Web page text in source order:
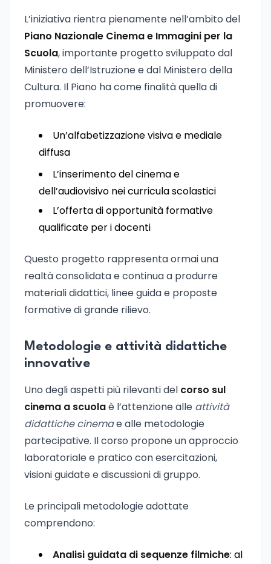
L’iniziativa rientra pienamente nell’ambito del
Piano Nazionale Cinema e Immagini per la
Scuola, importante progetto sviluppato dal
Ministero dell’Istruzione e dal Ministero della
Cultura. Il Piano ha come finalità quella di
promuovere:
Un’alfabetizzazione visiva e mediale
diffusa
L’inserimento del cinema e
dell’audiovisivo nei curricula scolastici
L’offerta di opportunità formative
qualificate per i docenti
Questo progetto rappresenta ormai una
realtà consolidata e continua a produrre
materiali didattici, linee guida e proposte
formative di grande rilievo.
Metodologie e attività didattiche
innovative
Uno degli aspetti più rilevanti del corso sul
cinema a scuolaè l’attenzione alle attività
didattiche cinemae alle metodologie
partecipative. Il corso propone un approccio
laboratoriale e pratico con esercitazioni,
visioni guidate e discussioni di gruppo.
Le principali metodologie adottate
comprendono:
Analisi guidata di sequenze filmiche: al